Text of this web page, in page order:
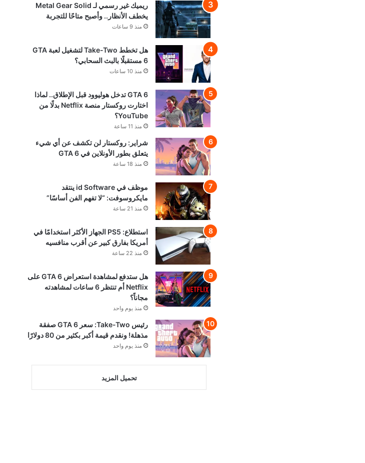
ريميك غير رسمي لـ Metal Gear Solid
يخطف الأنظار.. وأصبح متاحًا للتجربة
منذ 9 ساعات
هل تخطط Take-Two لتشغيل لعبة GTA
6 مستقبلًا بالبث السحابي؟
منذ 10 ساعات
GTA 6 تدخل هوليوود قبل الإطلاق.. لماذا
اختارت روكستار منصة Netflix بدلًا من
YouTube؟
منذ 11 ساعة
شراير: روكستار لن تكشف عن أي شيء
يتعلق بطور الأونلاين في GTA 6
منذ 18 ساعة
موظف في id Software ينتقد
مايكروسوفت: “لا تفهم الفن أساسًا”
منذ 21 ساعة
استطلاع: PS5 الجهاز الأكثر استخدامًا في
أمريكا بفارق كبير عن أقرب منافسيه
منذ 22 ساعة
هل ستدفع لمشاهدة استعراض GTA 6 على
Netflix أم تنتظر 6 ساعات لمشاهدته
مجاناً؟
منذ يوم واحد
رئيس Take-Two: سعر GTA 6 صفقة
مذهلة! ونقدم قيمة أكبر بكثير من 80 دولارًا
منذ يوم واحد
تحميل المزيد